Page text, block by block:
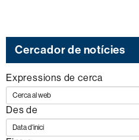
Cercador de notícies
Expressions de cerca
Des de